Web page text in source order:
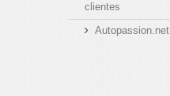
clientes
Autopassion.net